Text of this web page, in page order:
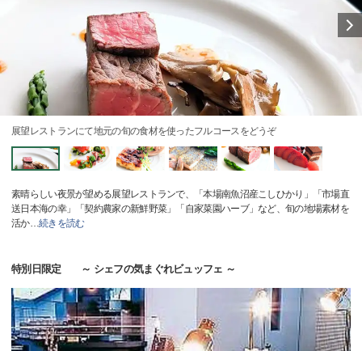
展望レストランにて地元の旬の食材を使ったフルコースをどうぞ
素晴らしい夜景が望める展望レストランで、「本場南魚沼産こしひかり」「市場直
送日本海の幸」「契約農家の新鮮野菜」「自家菜園ハーブ」など、旬の地場素材を
活か…続きを読む
特別日限定 ～ シェフの気まぐれビュッフェ ～